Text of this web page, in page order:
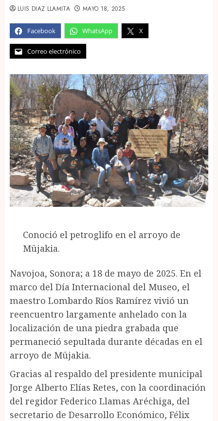
Facebook WhatsApp X
Correo electrónico
LUIS DIAZ LLAMITA MAYO 18, 2025
Conoció el petroglifo en el arroyo de
Müjakia.
Navojoa, Sonora; a 18 de mayo de 2025. En el
marco del Día Internacional del Museo, el
maestro Lombardo Ríos Ramírez vivió un
reencuentro largamente anhelado con la
localización de una piedra grabada que
permaneció sepultada durante décadas en el
arroyo de Müjakia.
Gracias al respaldo del presidente municipal
Jorge Alberto Elías Retes, con la coordinación
del regidor Federico Llamas Aréchiga, del
secretario de Desarrollo Económico, Félix